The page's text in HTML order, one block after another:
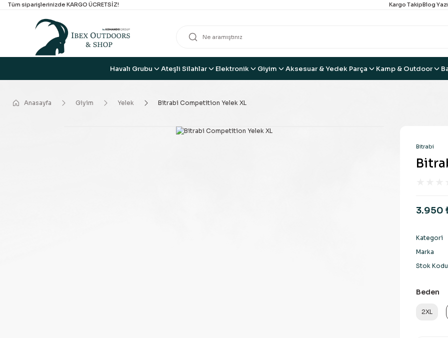
Tüm siparişlerinizde KARGO ÜCRETSİZ! Kargo TakipBlog
Havalı Grubu Ateşli Silahlar Elektronik Giyim Aksesuar & Yedek Parça Kamp & Outdoor
Anasayfa Giyim Yelek Bitrabi Competition Yelek XL
Bitrabi
3.950
Kategori
Marka
Stok Kodu
Beden
2XL